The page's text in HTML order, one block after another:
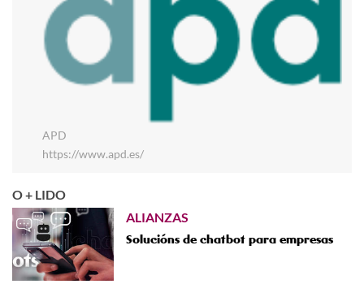
APD
https://www.apd.es/
O + LIDO
ALIANZAS
Solucións de chatbot para empresas